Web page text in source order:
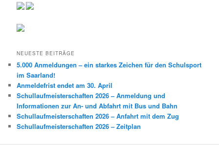
NEUESTE BEITRÄGE
5.000 Anmeldungen – ein starkes Zeichen für den Schulsport
im Saarland!
Anmeldefrist endet am 30. April
Schullaufmeisterschaften 2026 – Anmeldung und
Informationen zur An- und Abfahrt mit Bus und Bahn
Schullaufmeisterschaften 2026 – Anfahrt mit dem Zug
Schullaufmeisterschaften 2026 – Zeitplan